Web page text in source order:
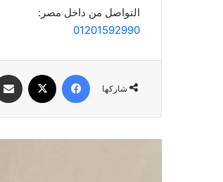
التواصل من داخل مصر:
01201592990
شاركها